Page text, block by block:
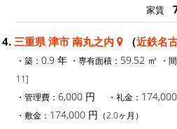
家賃
4. 三重県 津市 南丸之内 （近鉄名
・築： 0.9 年 ・専有面積： 59.52 ㎡ ・
11]
・管理費： 6,000 円 ・礼金：
・敷金： 174,000 円 （2.0ヶ月）